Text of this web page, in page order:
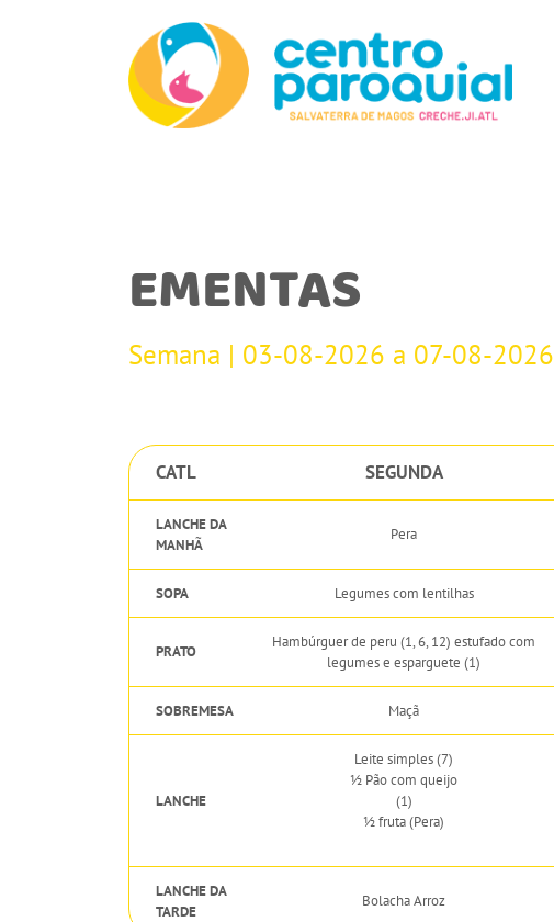
EMENTAS
Semana | 03-08-2026 a 07-08-2026
CATL SEGUNDA
LANCHE DA
MANHÃ
Pera
SOPA Legumes com lentilhas
PRATO
Hambúrguer de peru (1, 6, 12) estufado com
legumes e esparguete (1)
SOBREMESA Maçã
LANCHE
Leite simples (7)
½ Pão com queijo
(1)
½ fruta (Pera)
LANCHE DA
TARDE
Bolacha Arroz